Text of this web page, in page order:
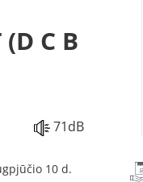
C B
71dB
10 d.